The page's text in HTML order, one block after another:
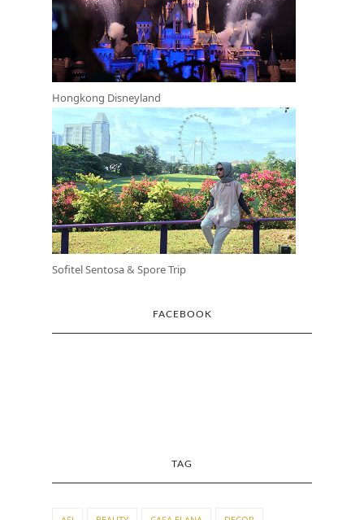
Hongkong Disneyland
Sofitel Sentosa& Spore Trip
FACEBOOK
TAG